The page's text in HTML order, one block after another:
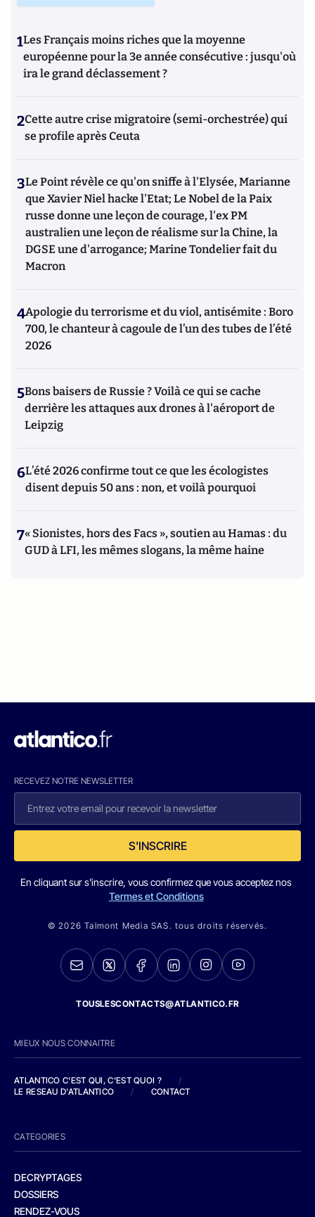
1Les Français moins riches que la moyenne
européenne pour la 3e année consécutive : jusqu'où
ira le grand déclassement ?
2Cette autre crise migratoire (semi-orchestrée) qui
se profile après Ceuta
3Le Point révèle ce qu'on sniffe à l'Elysée, Marianne
que Xavier Niel hacke l'Etat; Le Nobel de la Paix
russe donne une leçon de courage, l'ex PM
australien une leçon de réalisme sur la Chine, la
DGSE une d'arrogance; Marine Tondelier fait du
Macron
4Apologie du terrorisme et du viol, antisémite : Boro
700, le chanteur à cagoule de l’un des tubes de l’été
2026
5Bons baisers de Russie ? Voilà ce qui se cache
derrière les attaques aux drones à l'aéroport de
Leipzig
6L’été 2026 confirme tout ce que les écologistes
disent depuis 50 ans : non, et voilà pourquoi
7« Sionistes, hors des Facs », soutien au Hamas : du
GUD à LFI, les mêmes slogans, la même haine
RECEVEZ NOTRE NEWSLETTER
S'INSCRIRE
En cliquant sur s'inscrire, vous confirmez que vous acceptez nos
Termes et Conditions
© 2026 Talmont Media SAS. tous droits réservés.
TOUSLESCONTACTS@ATLANTICO.FR
MIEUX NOUS CONNAITRE
ATLANTICO C'EST QUI, C'EST QUOI ?
/
LE RESEAU D'ATLANTICO
/ CONTACT
CATEGORIES
DECRYPTAGES
DOSSIERS
RENDEZ-VOUS